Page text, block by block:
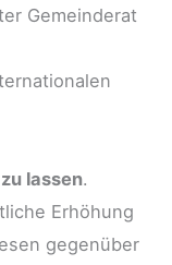
Gemeinderat
lassen.
Erhöhung
gegenüber